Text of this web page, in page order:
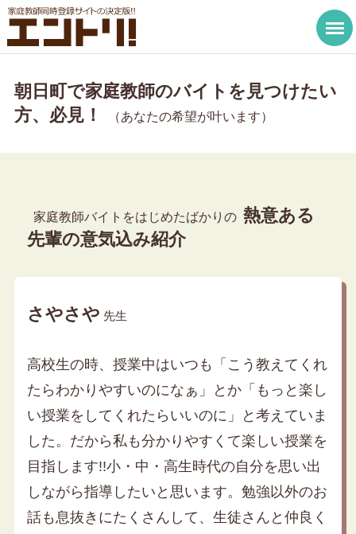
朝日町で家庭教師のバイトを見つけたい
方、必見！
（あなたの希望が叶います）
家庭教師バイトをはじめたばかりの 熱意ある
先輩の意気込み紹介
さやさや 先生
高校生の時、授業中はいつも「こう教えてくれ
たらわかりやすいのになぁ」とか「もっと楽し
い授業をしてくれたらいいのに」と考えていま
した。だから私も分かりやすくて楽しい授業を
目指します!!小・中・高生時代の自分を思い出
しながら指導したいと思います。勉強以外のお
話も息抜きにたくさんして、生徒さんと仲良く